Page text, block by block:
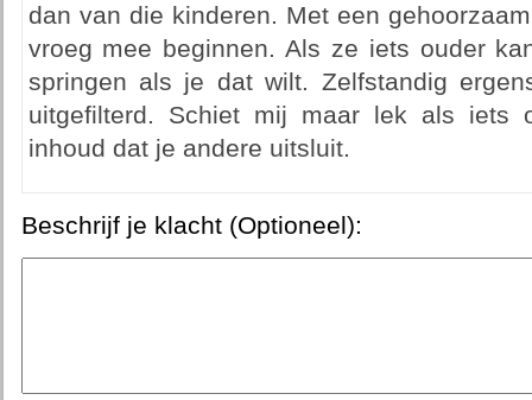
dan van die kinderen. Met een
vroeg mee beginnen. Als ze iets ouder
springen als je dat wilt. Zelfstandig
uitgefilterd. Schiet mij maar lek als iets
inhoud dat je andere uitsluit.
Beschrijf je klacht (Optioneel):